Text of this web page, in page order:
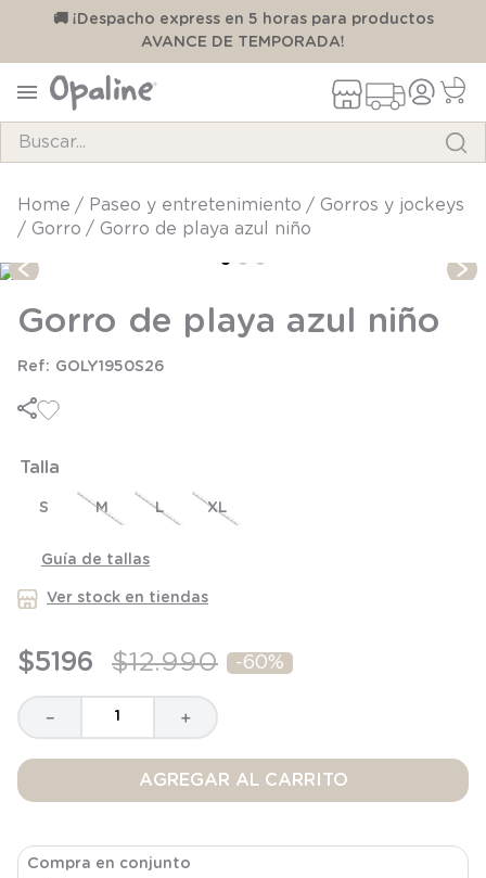
🚚 ¡Despacho express en 5 horas para productos
AVANCE DE TEMPORADA!
paseo y entretenimiento
gorros y jockeys
gorro
Gorro de playa azul niño
Gorro de playa azul niño
GOLY1950S26
Talla
S M L XL
Guía de tallas
Ver stock en tiendas
$5196 $12.990 -60%
＋
－
AGREGAR AL CARRITO
Compra en conjunto
TÉRMINOS MÁS BUSCADOS
1.
pijama
3.
zapatillas
7.
8.
saco